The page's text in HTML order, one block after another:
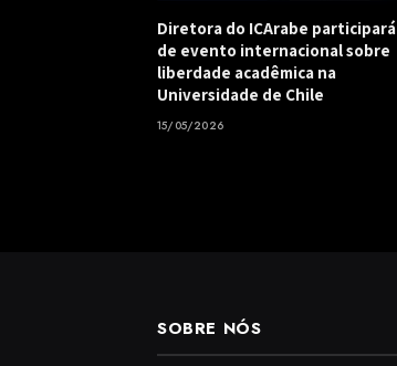
Diretora do ICArabe participará
de evento internacional sobre
liberdade acadêmica na
Universidade de Chile
15/05/2026
SOBRE NÓS